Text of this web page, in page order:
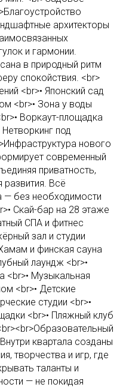
архитекторы
и гармонии.
в природный ритм
спокойствия. <br>
<br>• Японский сад
<br>• Зона у воды
Воркаут-площадка
Нетворкинг под
нового
современный
приватность,
развития. Всё
— без необходимости
Скай-бар на 28 этаже
СПА и фитнес
зал и студии
и финская сауна
лаундж <br>•
<br>• Музыкальная
<br>• Детские
студии <br>•
<br>• Пляжный клуб
квартала созданы
творчества и игр, где
таланты и
— не покидая